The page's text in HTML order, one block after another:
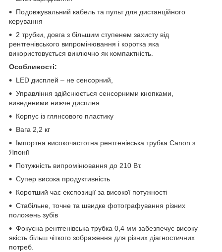
Подовжувальний кабель та пульт для дистанційного
керування
2 трубки, довга з більшим ступенем захисту від
рентгенівського випромінювання і коротка яка
використовується виключно як компактність.
Особливості:
LED дисплей – не сенсорний,
Управління здійснюється сенсорними кнопками,
виведеними нижче дисплея
Корпус із глянсового пластику
Вага 2,2 кг
Імпортна високочастотна рентгенівська трубка Canon з
Японії
Потужність випромінювання до 210 Вт.
Супер висока продуктивність
Коротший час експозиції за високої потужності
Стабільне, точне та швидке фотографування різних
положень зубів
Фокусна рентгенівська трубка 0,4 мм забезпечує високу
якість більш чіткого зображення для різних діагностичних
потреб.